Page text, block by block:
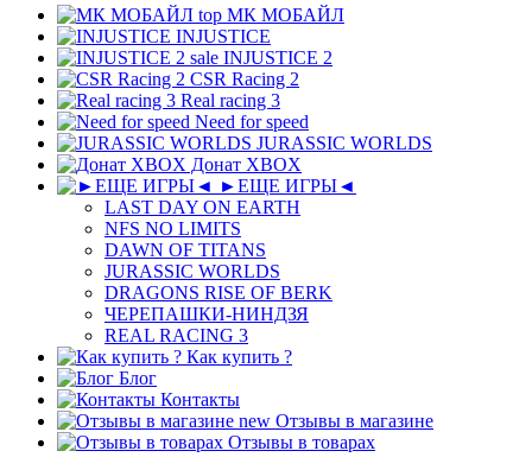
top МК MОБAЙЛ
INJUSTICE
sale INJUSTICE 2
CSR Racing 2
Real racing 3
Need for speed
JURASSIC WORLDS
Донат XBOX
►ЕЩЕ ИГРЫ◄
LAST DAY ON EARTH
NFS NO LIMITS
DAWN OF TITANS
JURASSIC WORLDS
DRAGONS RISE OF BERK
ЧЕРЕПАШКИ-НИНДЗЯ
REAL RACING 3
Как купить ?
Блог
Контакты
new Отзывы в магазине
Отзывы в товарах